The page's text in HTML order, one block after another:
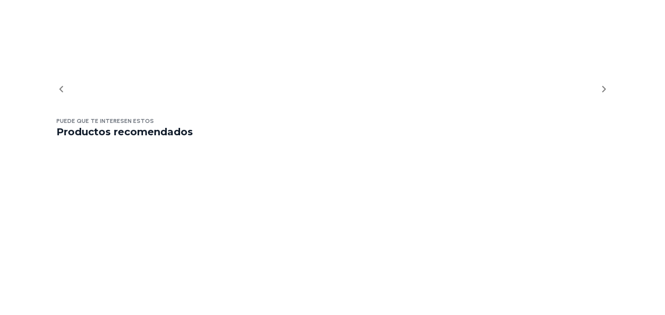
PUEDE QUE TE INTERESEN ESTOS
Productos recomendados